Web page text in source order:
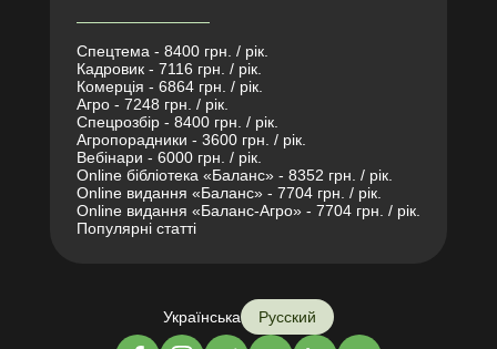
Спецтема - 8400 грн. / рік.
Кадровик - 7116 грн. / рік.
Комерція - 6864 грн. / рік.
Агро - 7248 грн. / рік.
Спецрозбір - 8400 грн. / рік.
Агропорадники - 3600 грн. / рік.
Вебінари - 6000 грн. / рік.
Online бібліотека «Баланс» - 8352 грн. / рік.
Online видання «Баланс» - 7704 грн. / рік.
Online видання «Баланс-Агро» - 7704 грн. / рік.
Популярні статті
Українська Русский